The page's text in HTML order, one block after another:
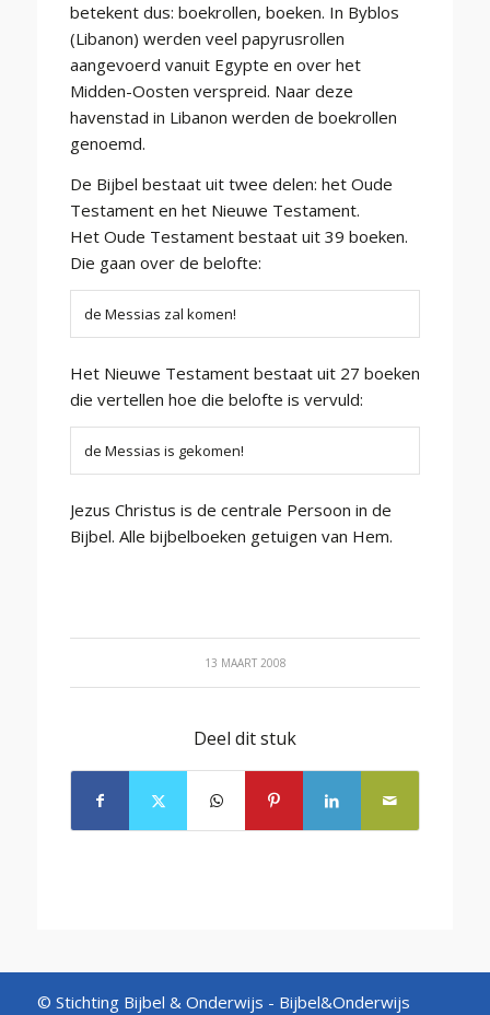
betekent dus: boekrollen, boeken. In Byblos
(Libanon) werden veel papyrusrollen
aangevoerd vanuit Egypte en over het
Midden-Oosten verspreid. Naar deze
havenstad in Libanon werden de boekrollen
genoemd.
De Bijbel bestaat uit twee delen: het Oude
Testament en het Nieuwe Testament.
Het Oude Testament bestaat uit 39 boeken.
Die gaan over de belofte:
de Messias zal komen!
Het Nieuwe Testament bestaat uit 27 boeken
die vertellen hoe die belofte is vervuld:
de Messias is gekomen!
Jezus Christus is de centrale Persoon in de
Bijbel. Alle bijbelboeken getuigen van Hem.
13 MAART 2008
Deel dit stuk
© Stichting Bijbel & Onderwijs - Bijbel&Onderwijs